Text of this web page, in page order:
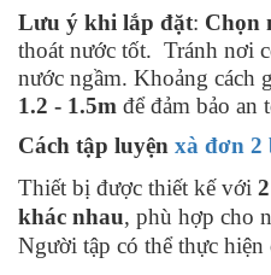
Lưu ý khi lắp đặt: Chọn
thoát nước tốt. Tránh nơi
nước ngầm. Khoảng cách
1.2 - 1.5m để đảm bảo an
Cách tập luyện xà đơn 2
Thiết bị được thiết kế với
khác nhau, phù hợp cho
Người tập có thể thực hiện